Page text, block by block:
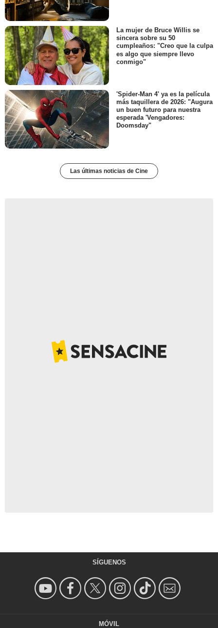
La mujer de Bruce Willis se
sincera sobre su 50
cumpleaños: "Creo que la culpa
es algo que siempre llevo
conmigo"
'Spider-Man 4' ya es la película
más taquillera de 2026: "Augura
un buen futuro para nuestra
esperada 'Vengadores:
Doomsday"
Las últimas noticias de Cine
SÍGUENOS
MÓVIL